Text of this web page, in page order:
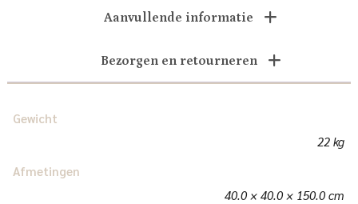
Aanvullende informatie
Bezorgen en retourneren
Gewicht
22 kg
Afmetingen
40.0 × 40.0 × 150.0 cm